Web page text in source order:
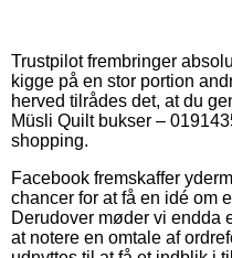
Trustpilot frembringer
kigge på en stor portion
herved tilrådes det, at du
Müsli Quilt bukser –
shopping.
Facebook fremskaffer
chancer for at få en idé om
Derudover møder vi endda
at notere en omtale af